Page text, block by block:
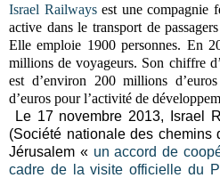
Israel Railwaysest une compagnie
active dans le transport de
Elle emploie 1900 personnes. En
millions de voyageurs. Son chiffre
est d’environ 200 millions
d’euros pour l’activité de
Le 17 novembre 2013, Israel
(Société nationale des chemins
Jérusalem « un accord de
cadre de la visite officielle du